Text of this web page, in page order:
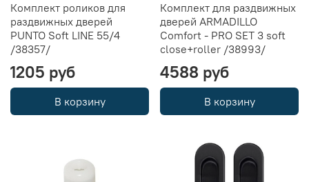
Комплект роликов для
раздвижных дверей
PUNTO Soft LINE 55/4
/38357/
1205 руб
В корзину
Комплект для раздвижных
дверей ARMADILLO
Comfort - PRO SET 3 soft
close+roller /38993/
4588 руб
В корзину